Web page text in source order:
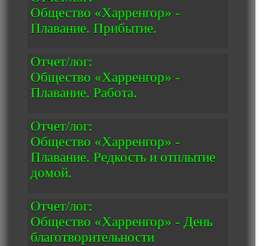
Общество «Харренгор» -
Плавание. Прибытие.
Отчет/лог:
Общество «Харренгор» -
Плавание. Работа.
Отчет/лог:
Общество «Харренгор» -
Плавание. Редкость и отплытие
домой.
Отчет/лог:
Общество «Харренгор» - День
благотворительности